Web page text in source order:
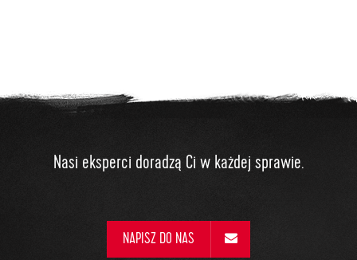
Nasi eksperci doradzą Ci w każdej sprawie.
NAPISZ DO NAS